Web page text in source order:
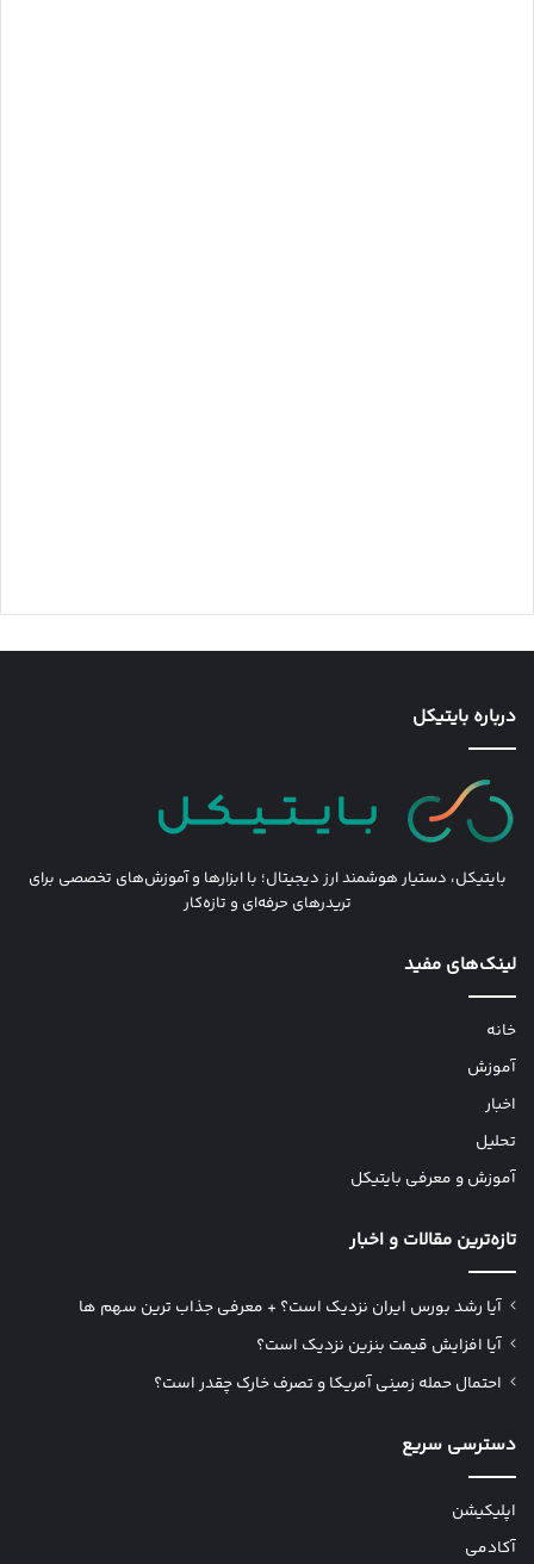
درباره بایتیکل
بایتیکل، دستیار هوشمند ارز دیجیتال؛ با ابزارها و آموزش‌های تخصصی برای
تریدرهای حرفه‌ای و تازه‌کار
لینک‌های مفید
خانه
آموزش
اخبار
تحلیل
آموزش و معرفی بایتیکل
تازه‌ترین مقالات و اخبار
آیا رشد بورس ایران نزدیک است؟ + معرفی جذاب ترین سهم ها
آیا افزایش قیمت بنزین نزدیک است؟
احتمال حمله زمینی آمریکا و تصرف خارک چقدر است؟
دسترسی سریع
اپلیکیشن
آکادمی